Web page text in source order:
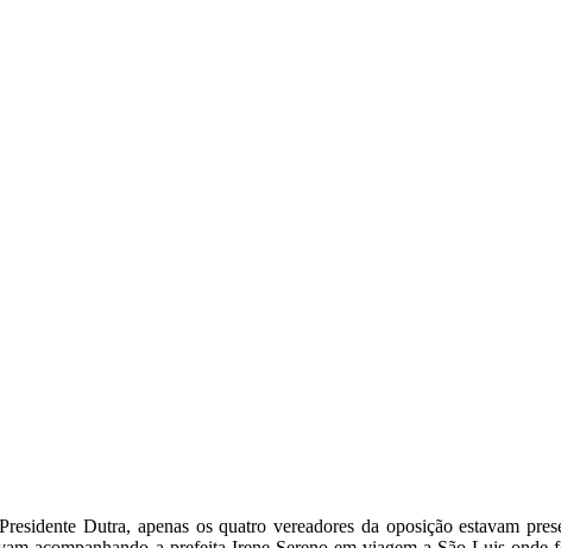
Dutra, apenas os quatro vereadores da oposição estavam